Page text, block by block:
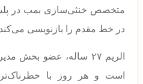
متخصص خنثی‌سازی بمب در
در خط مقدم را بازنویسی
الریم ۲۷ ساله، عضو
است و هر روز با